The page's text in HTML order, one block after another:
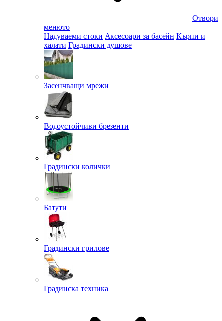
Отвори
менюто
Надуваеми стоки Аксесоари за басейн Кърпи и
халати Градински душове
Засенчващи мрежи
Водоустойчиви брезенти
Градински колички
Батути
Градински грилове
Градинска техника